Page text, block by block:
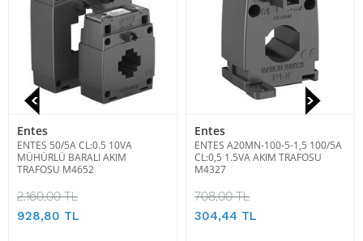
Entes
ENTES 50/5A CL:0.5 10VA
MÜHÜRLÜ BARALI AKIM
TRAFOSU M4652
2.160,00 TL
928,80 TL
Entes
ENTES A20MN-100-5-1,5 100/5A
CL:0,5 1.5VA AKIM TRAFOSU
M4327
708,00 TL
304,44 TL